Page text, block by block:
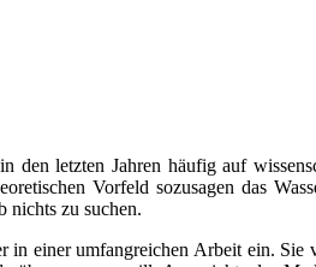
letzten Jahren häufig auf
Vorfeld sozusagen das
nichts zu suchen.
einer umfangreichen Arbeit ein.